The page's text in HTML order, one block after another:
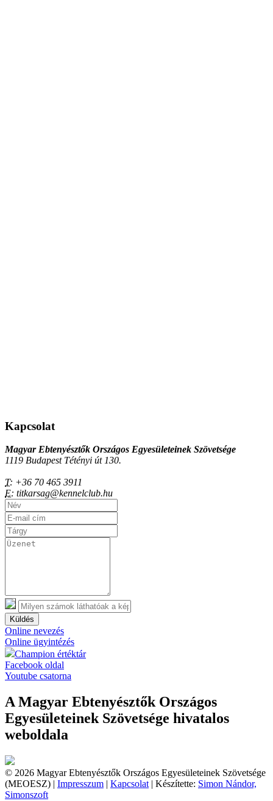
Kapcsolat
Magyar Ebtenyésztők Országos Egyesületeinek Szövetsége
1119 Budapest Tétényi út 130.
T: +36 70 465 3911
E: titkarsag@kennelclub.hu
Küldés
Online nevezés
Online ügyintézés
Champion értéktár
Facebook oldal
Youtube csatorna
A Magyar Ebtenyésztők Országos
Egyesületeinek Szövetsége hivatalos
weboldala
© 2026 Magyar Ebtenyésztők Országos Egyesületeinek Szövetsége
(MEOESZ) | Impresszum | Kapcsolat | Készítette: Simon Nándor,
Simonszoft